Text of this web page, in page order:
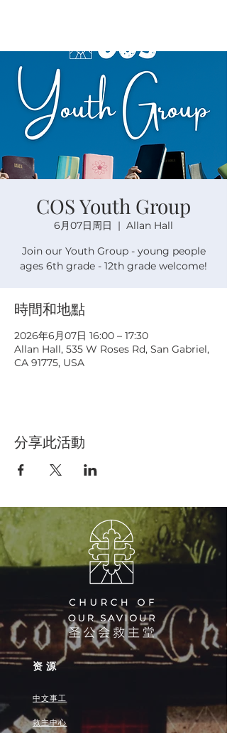
COS Youth Group
6月07日周日
  |
Allan Hall
Join our Youth Group - young people
ages 6th grade - 12th grade welcome!
時間和地點
2026年6月07日 16:00 – 17:30
Allan Hall, 535 W Roses Rd, San Gabriel,
CA 91775, USA
分享此活動
资源
中文事工
救主中心